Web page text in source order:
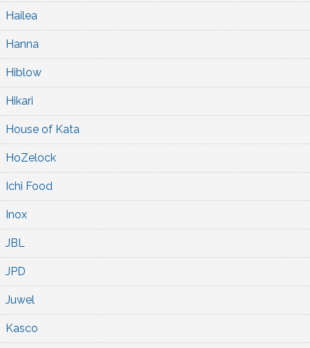
Hailea
Hanna
Hiblow
Hikari
House of Kata
HoZelock
Ichi Food
Inox
JBL
JPD
Juwel
Kasco